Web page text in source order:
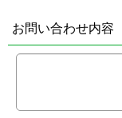
お問い合わせ内容